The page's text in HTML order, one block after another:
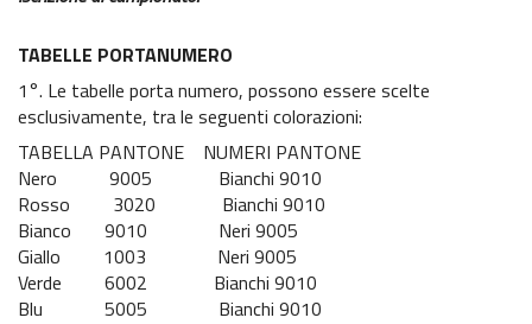
TABELLE PORTANUMERO
1°. Le tabelle porta numero, possono essere scelte
esclusivamente, tra le seguenti colorazioni:
TABELLA PANTONE NUMERI PANTONE
Nero 9005 Bianchi 9010
Rosso 3020 Bianchi 9010
Bianco 9010 Neri 9005
Giallo 1003 Neri 9005
Verde 6002 Bianchi 9010
Blu 5005 Bianchi 9010